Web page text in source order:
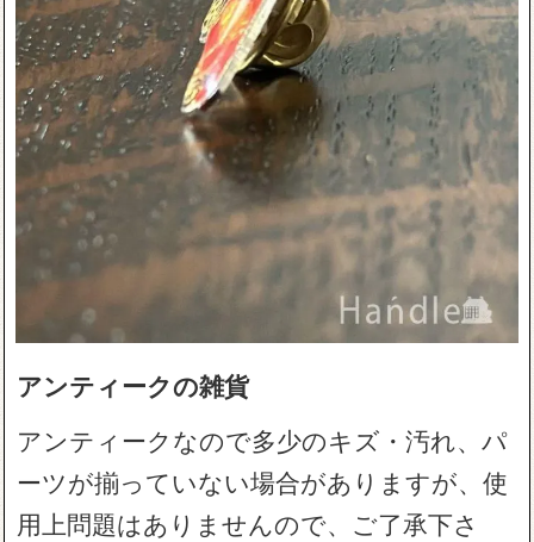
アンティークの雑貨
アンティークなので多少のキズ・汚れ、パ
ーツが揃っていない場合がありますが、使
用上問題はありませんので、ご了承下さ